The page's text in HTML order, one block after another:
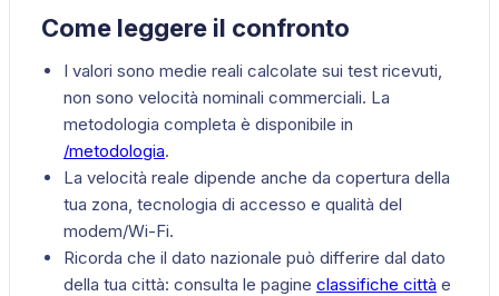
Come leggere il confronto
I valori sono medie reali calcolate sui test ricevuti,
non sono velocità nominali commerciali. La
metodologia completa è disponibile in
/metodologia.
La velocità reale dipende anche da copertura della
tua zona, tecnologia di accesso e qualità del
modem/Wi-Fi.
Ricorda che il dato nazionale può differire dal dato
della tua città: consulta le pagine classifiche città e